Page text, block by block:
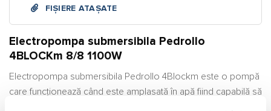
FIȘIERE ATAȘATE
Electropompa submersibila Pedrollo
4BLOCKm 8/8 1100W
Electropompa submersibila Pedrollo 4Blockm este o pompă
care funcționează când este amplasată în apă fiind capabilă să